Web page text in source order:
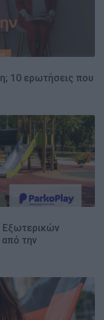
10 ερωτήσεις που
Εξωτερικών
την